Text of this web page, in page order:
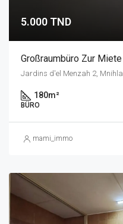
5.000 TND
Großraumbüro Zur
Jardins d'el Menzah 2, Mnihla
180m²
BÜRO
mami_immo